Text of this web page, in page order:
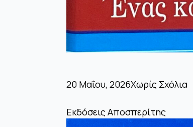
20 Μαΐου, 2026Χωρίς Σχόλια
Εκδόσεις Αποσπερίτης